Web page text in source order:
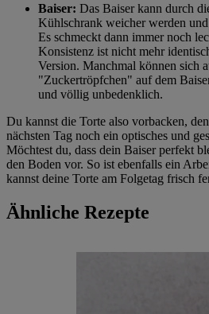
Baiser: Das Baiser kann durch
Kühlschrank weicher werden
Es schmeckt dann immer noch
Konsistenz ist nicht mehr
Version. Manchmal können sich
"Zuckertröpfchen" auf dem
und völlig unbedenklich.
Du kannst die Torte also vorbacken,
nächsten Tag noch ein optisches und
Möchtest du, dass dein Baiser perfekt
den Boden vor. So ist ebenfalls ein
kannst deine Torte am Folgetag frisch
Ähnliche Rezepte